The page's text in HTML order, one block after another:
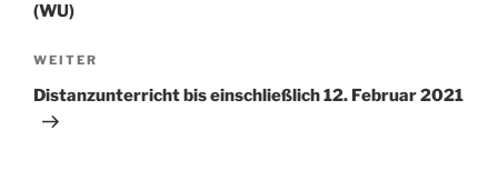
(WU)
Nächster
Beitrag
WEITER
Distanzunterricht bis einschließlich 12. Februar 2021